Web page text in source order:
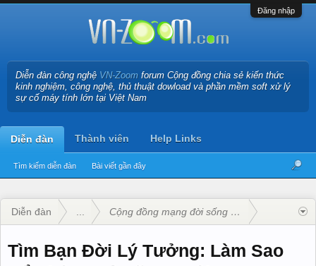
Đăng nhập
Diễn đàn công nghệ VN-Zoom forum Cộng đồng chia sẻ kiến thức
kinh nghiệm, công nghệ, thủ thuật dowload và phần mềm soft xử lý
sự cố máy tính lớn tại Việt Nam
Diễn đàn
Tìm kiếm diễn đàn Bài viết gần đây
Thành viên Help Links
Diễn đàn Cộng đồng mạng đời sống - Xã hội
Tìm Bạn Đời Lý Tưởng: Làm Sao